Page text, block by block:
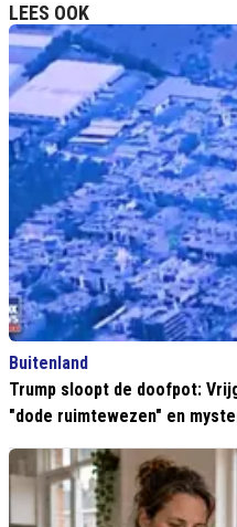
LEES OOK
Buitenland
Trump sloopt de doofpot:
"dode ruimtewezen" en